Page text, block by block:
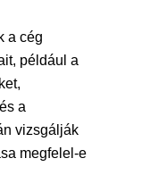
a cég
például a
a
vizsgálják
megfelel-e